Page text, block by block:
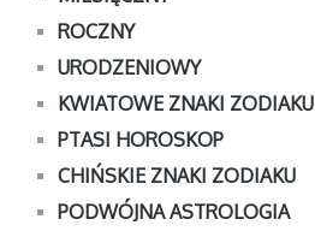
ROCZNY
URODZENIOWY
KWIATOWE ZNAKI ZODIAKU
PTASI HOROSKOP
CHIŃSKIE ZNAKI ZODIAKU
PODWÓJNA ASTROLOGIA